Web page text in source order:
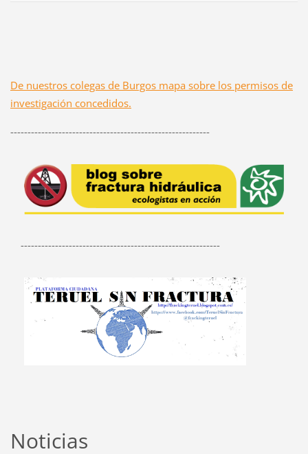
De nuestros colegas de Burgos mapa sobre los permisos de
investigación concedidos.
----------------------------------------------------------
----------------------------------------------------------
Noticias